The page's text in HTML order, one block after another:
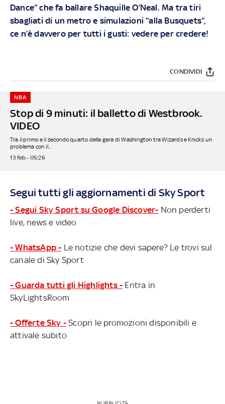
Dance” che fa ballare Shaquille O’Neal. Ma tra tiri
sbagliati di un metro e simulazioni “alla Busquets”,
ce n’è davvero per tutti i gusti: vedere per credere!
CONDIVIDI
Stop di 9 minuti: il balletto di Westbrook.
VIDEO
NBA
Tra il primo e il secondo quarto della gara di Washington tra Wizards e Knicks un
problema con il...
13 feb - 05:26
Segui tutti gli aggiornamenti di Sky Sport
- Segui Sky Sport su Google Discover- Non perderti
live, news e video
- WhatsApp - Le notizie che devi sapere? Le trovi sul
canale di Sky Sport
- Guarda tutti gli Highlights - Entra in
SkyLightsRoom
- Offerte Sky - Scopri le promozioni disponibili e
attivale subito